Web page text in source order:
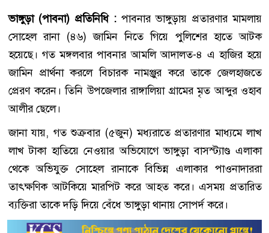
ভাঙ্গুড়া (পাবনা) প্রতিনিধি :পাবনার ভাঙ্গুড়ায় প্রতারণার মামলায়
সোহেল রানা (৪৬) জামিন নিতে গিয়ে পুলিশের হাতে আটক
হয়েছে। গত মঙ্গলবার পাবনার আমলি আদালত-৪ এ হাজির হয়ে
জামিন প্রার্থনা করলে বিচারক নামঞ্জুর করে তাকে জেলহাজতে
প্রেরণ করেন। তিনি উপজেলার রাঙ্গালিয়া গ্রামের মৃত আব্দুর ওহাব
আলীর ছেলে।
জানা যায়, গত শুক্রবার (৫জুন) মধ্যরাতে প্রতারণার মাধ্যমে লাখ
লাখ টাকা হাতিয়ে নেওয়ার অভিযোগে ভাঙ্গুড়া বাসস্ট্যাণ্ড এলাকা
থেকে অভিযুক্ত সোহেল রানাকে বিভিন্ন এলাকার পাওনাদাররা
তাৎক্ষণিক আটকিয়ে মারপিট করে আহত করে। এসময় প্রতারিত
ব্যক্তিরা তাকে দড়ি দিয়ে বেঁধে ভাঙ্গুড়া থানায় সোপর্দ করে।